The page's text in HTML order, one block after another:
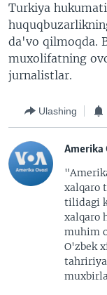
Turkiya
da'vo qilmoqda.
muxolifatning
jurnalistlar.
Ulashing
Amerika
xalqaro
tilidagi
xalqaro
muhim
O'zbek